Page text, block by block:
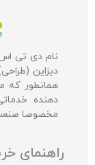
نام دی تی اس
دیزاین
همانطور که
دهنده
مخصوصا
راهنمای